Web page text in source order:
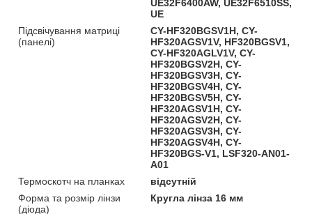
UE32F6400AW, UE32F6510SS,
UE
Підсвічування матриці
(панелі)
CY-HF320BGSV1H, CY-
HF320AGSV1V, HF320BGSV1,
CY-HF320AGLV1V, CY-
HF320BGSV2H, CY-
HF320BGSV3H, CY-
HF320BGSV4H, CY-
HF320BGSV5H, CY-
HF320AGSV1H, CY-
HF320AGSV2H, CY-
HF320AGSV3H, CY-
HF320AGSV4H, CY-
HF320BGS-V1, LSF320-AN01-
A01
Термоскотч на планках
відсутній
Форма та розмір лінзи
(діода)
Кругла лінза 16 мм